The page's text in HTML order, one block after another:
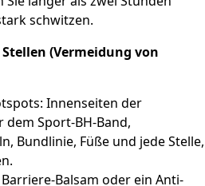
schwitzen.
(Vermeidung von
Innenseiten der
Sport-BH-Band,
Bundlinie, Füße und jede Stelle,
Balsam oder ein Anti-